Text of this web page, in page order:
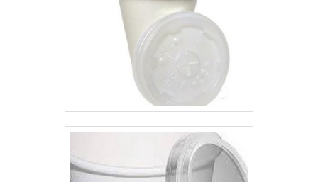
atividades; Processos de
produção de última geração;
Equipamentos de última
geração. QUALIDADES E
PONTOS FORTES DA
EMPRESAApenas na Top Quality
mercado de etiquetas de papel.
São diversas opções
disponibilizadas, como caixa